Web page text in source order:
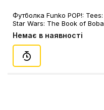
Футболка Funko POP!: Tees:
Star Wars: The Book of Boba
Fett: Grogu (S), (72737)
Немає в наявності